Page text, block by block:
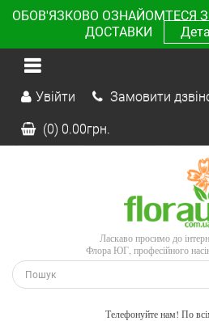
ОБОВ'ЯЗКОВО ОЗНАЙОМТЕСЯ
ДОСТАВКИ
Увійти Замовити
(0) 0.00грн.
Ласкаво просимо до
Флора ЮГ, професійного
Телефонуйте нам! По